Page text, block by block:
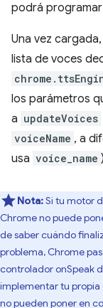
podrá
Una vez
lista de voces
los parámetros
a updateVoices
voiceName , a
usa voice_name
Nota:Si tu motor
Chrome no puede
de saber cuándo
problema, Chrome
controlador onSpeak
implementar tu propia
no pueden poner en